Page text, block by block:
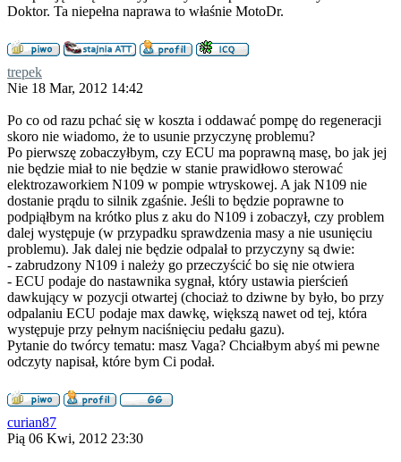
Doktor. Ta niepełna naprawa to właśnie MotoDr.
trepek
Nie 18 Mar, 2012 14:42
Po co od razu pchać się w koszta i oddawać pompę do regeneracji
skoro nie wiadomo, że to usunie przyczynę problemu?
Po pierwszę zobaczyłbym, czy ECU ma poprawną masę, bo jak jej
nie będzie miał to nie będzie w stanie prawidłowo sterować
elektrozaworkiem N109 w pompie wtryskowej. A jak N109 nie
dostanie prądu to silnik zgaśnie. Jeśli to będzie poprawne to
podpiąłbym na krótko plus z aku do N109 i zobaczył, czy problem
dalej występuje (w przypadku sprawdzenia masy a nie usunięciu
problemu). Jak dalej nie będzie odpalał to przyczyny są dwie:
- zabrudzony N109 i należy go przeczyścić bo się nie otwiera
- ECU podaje do nastawnika sygnał, który ustawia pierścień
dawkujący w pozycji otwartej (chociaż to dziwne by było, bo przy
odpalaniu ECU podaje max dawkę, większą nawet od tej, która
występuje przy pełnym naciśnięciu pedału gazu).
Pytanie do twórcy tematu: masz Vaga? Chciałbym abyś mi pewne
odczyty napisał, które bym Ci podał.
curian87
Pią 06 Kwi, 2012 23:30